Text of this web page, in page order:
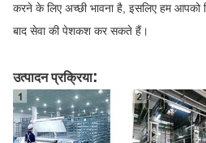
करने के लिए अच्छी भावना है, इसलिए हम आपको
बाद सेवा की पेशकश कर सकते हैं।
उत्पादन प्रक्रिया: